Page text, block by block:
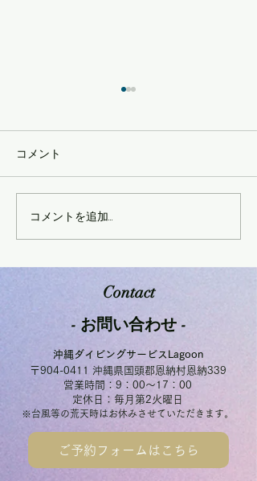
2026年恩納村サンゴ産卵
ナイトツアー
コメント
コメントを追加…
Contact
- お問い合わせ -
沖縄ダイビングサービスLagoon
〒904-0411 沖縄県国頭郡恩納村恩納339
営業時間：9：00～17：00
定休日：毎月第2火曜日
※台風等の荒天時はお休みさせていただきます。
ご予約フォームはこちら